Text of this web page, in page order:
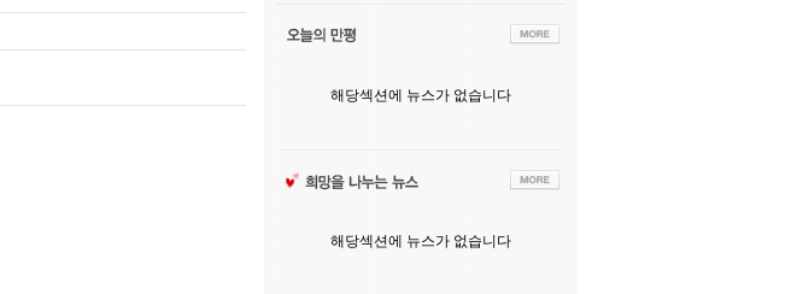
해당섹션에 뉴스가 없습니다
해당섹션에 뉴스가 없습니다